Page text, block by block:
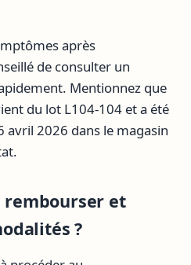
après
de consulter un
Mentionnez que
du lot L104-104 et a été
avril 2026 dans le magasin
rembourser et
?